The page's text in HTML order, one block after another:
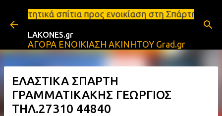
Μετάβαση στο κύριο περιεχόμενο
προς ενοικίαση στη Σπάρτη Ενοικιάσεις
LAKONES.gr
ΑΓΟΡΑ ΕΝΟΙΚΙΑΣΗ ΑΚΙΝΗΤΟΥ Grad.gr
ΕΛΑΣΤΙΚΑ ΣΠΑΡΤΗ
ΓΡΑΜΜΑΤΙΚΑΚΗΣ ΓΕΩΡΓΙΟΣ
ΤΗΛ.27310 44840